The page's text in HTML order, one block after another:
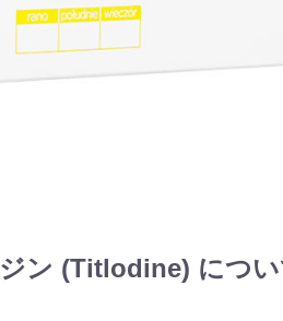
ン (Titlodine) につ